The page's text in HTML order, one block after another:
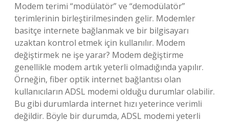
Modem terimi “modülatör” ve “demodülatör”
terimlerinin birleştirilmesinden gelir. Modemler
basitçe internete bağlanmak ve bir bilgisayarı
uzaktan kontrol etmek için kullanılır. Modem
değiştirmek ne işe yarar? Modem değiştirme
genellikle modem artık yeterli olmadığında yapılır.
Örneğin, fiber optik internet bağlantısı olan
kullanıcıların ADSL modemi olduğu durumlar olabilir.
Bu gibi durumlarda internet hızı yeterince verimli
değildir. Böyle bir durumda, ADSL modemi yeterli